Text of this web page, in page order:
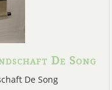
De Song
De Song